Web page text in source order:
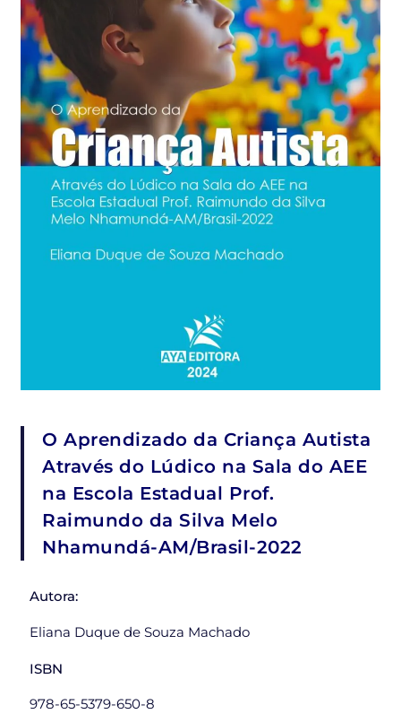
O Aprendizado da Criança Autista
Através do Lúdico na Sala do AEE
na Escola Estadual Prof.
Raimundo da Silva Melo
Nhamundá-AM/Brasil-2022
Autora:
Eliana Duque de Souza Machado
ISBN
978-65-5379-650-8